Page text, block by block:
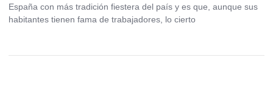
España con más tradición fiestera del país y es que, aunque sus
habitantes tienen fama de trabajadores, lo cierto